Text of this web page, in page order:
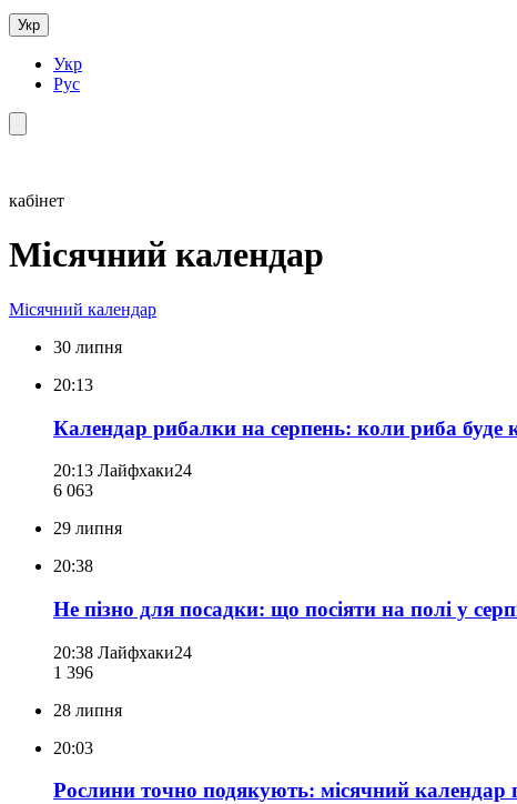
Укр
Укр
Рус
кабінет
Місячний календар
Місячний календар
30 липня
20:13
Календар рибалки на серпень: коли риба
20:13 Лайфхаки24
6 063
29 липня
20:38
Не пізно для посадки: що посіяти на полі у
20:38 Лайфхаки24
1 396
28 липня
20:03
Рослини точно подякують: місячний календар